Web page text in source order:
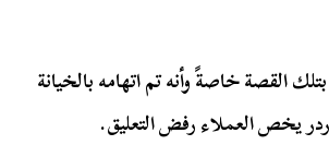
القصة خاصةً وأنه تم اتهامه بالخيانة
يخص العملاء رفض التعليق.